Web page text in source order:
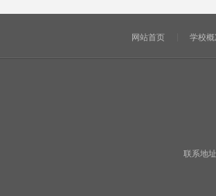
网站首页 学校
联系地